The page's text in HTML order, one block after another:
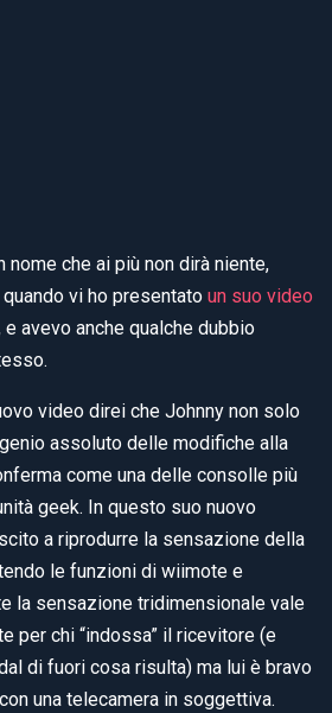
nome che ai più non dirà niente,
vi ho presentato un suo video
avevo anche qualche dubbio
video direi che Johnny non solo
assoluto delle modifiche alla
come una delle consolle più
geek. In questo suo nuovo
a riprodurre la sensazione della
le funzioni di wiimote e
la sensazione tridimensionale vale
per chi “indossa” il ricevitore (e
di fuori cosa risulta) ma lui è bravo
una telecamera in soggettiva.